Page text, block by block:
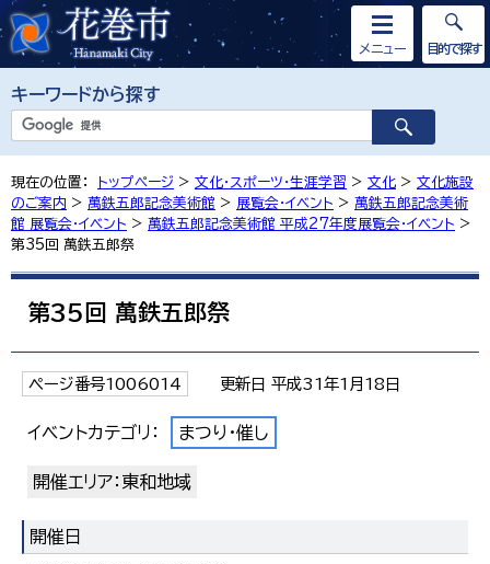
キーワードから探す
メニュー 目的で探す
現在の位置： トップページ > 文化・スポーツ・生涯学習 > 文化 > 文化施設
のご案内 > 萬鉄五郎記念美術館 > 展覧会・イベント > 萬鉄五郎記念美術
館 展覧会・イベント > 萬鉄五郎記念美術館 平成27年度展覧会・イベント >
第35回 萬鉄五郎祭
第35回 萬鉄五郎祭
ページ番号1006014 更新日 平成31年1月18日
イベントカテゴリ： まつり・催し
開催エリア：東和地域
開催日